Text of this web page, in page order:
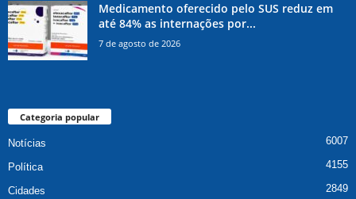
Medicamento oferecido pelo SUS reduz em
até 84% as internações por...
7 de agosto de 2026
Categoria popular
Notícias 6007
Política 4155
Cidades 2849